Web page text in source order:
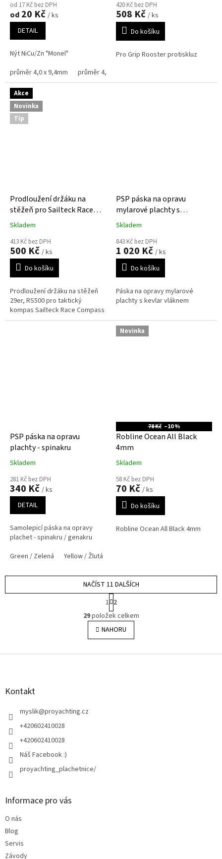
od 17 Kč bez DPH
od 20 Kč / ks
DETAIL
Nýt NiCu/Zn "Monel"
průměr 4,0 x 9,4mm
průměr 4,8 x 7,6mm
420 Kč bez DPH
508 Kč / ks
Do košíku
Pro Grip Rooster protiskluz
Akce
Novinka
Tip
Prodloužení držáku na
stěžeň pro Sailteck Race
Compass pro 29er a RS500
Skladem
413 Kč bez DPH
500 Kč / ks
Do košíku
Prodloužení držáku na stěžeň
29er, RS500 pro taktický
kompas Sailteck Race Compass
PSP páska na opravu
mylarové plachty s
kevlarem
Skladem
843 Kč bez DPH
1 020 Kč / ks
Do košíku
Páska na opravy mylarové
plachty s kevlar vláknem
PSP páska na opravu
plachty - spinakru
Skladem
281 Kč bez DPH
340 Kč / ks
DETAIL
Samolepicí páska na opravy
plachet - spinakru / genakru
Green / Zelená
Yellow / Žlutá
Novinka
78 Kč –10 %
Robline Ocean All Black
4mm
Skladem
58 Kč bez DPH
70 Kč / ks
Do košíku
Robline Ocean All Black 4mm
O
v
l
á
NAČÍST 11 DALŠÍCH
S
t
r
á
n
k
v
1 2
29položek celkem
NAHORU
Z
Kontakt
myslik@proyachting.cz
+420602410028
+420602410028
Náš Facebook :)
proyachting_plachetnice/
Informace pro vás
O nás
Blog
Servis
Závody